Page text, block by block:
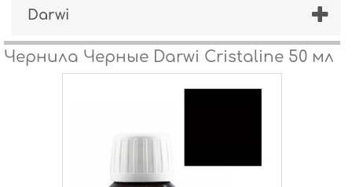
Darwi
Чернила Черные Darwi Cristaline 50 мл